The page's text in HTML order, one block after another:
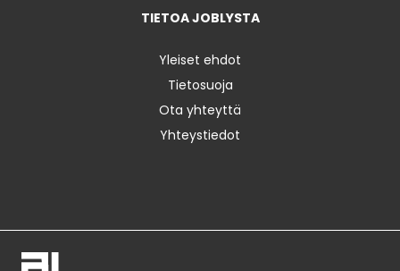
TIETOA JOBLYSTA
Yleiset ehdot
Tietosuoja
Ota yhteyttä
Yhteystiedot